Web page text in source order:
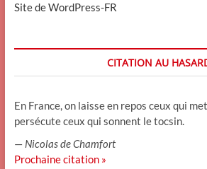
Site de WordPress-FR
CITATION AU
En France, on laisse en repos ceux qui
persécute ceux qui sonnent le tocsin.
— Nicolas de Chamfort
Prochaine citation »